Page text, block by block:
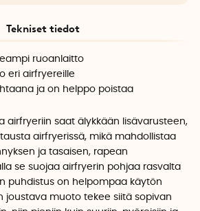
Tekniset tiedot
ruoanlaitto
eri airfryereille
ja on helppo poistaa
airfryeriin saat älykkään lisävarusteen,
airfryerissä, mikä mahdollistaa
ja tasaisen, rapean
se suojaa airfryerin pohjaa rasvalta
puhdistus on helpompaa käytön
joustava muoto tekee siitä sopivan